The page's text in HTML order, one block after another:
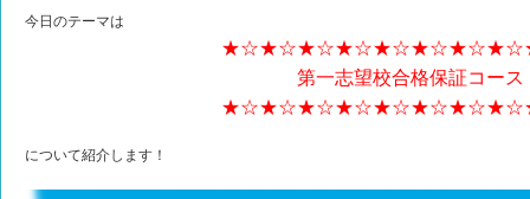
今日のテーマは
第一志望校合格保証コース
について紹介します！